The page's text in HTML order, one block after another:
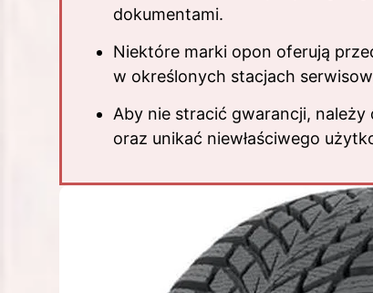
dokumentami.
Niektóre marki opon oferują
w określonych stacjach
Aby nie stracić gwarancji,
oraz unikać niewłaściwego